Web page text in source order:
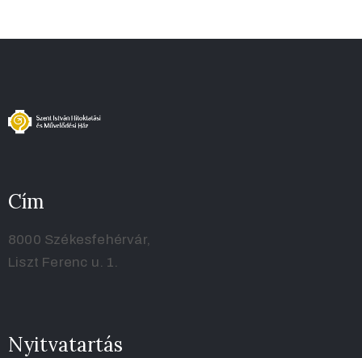
Cím
8000 Székesfehérvár,
Liszt Ferenc u. 1.
Nyitvatartás